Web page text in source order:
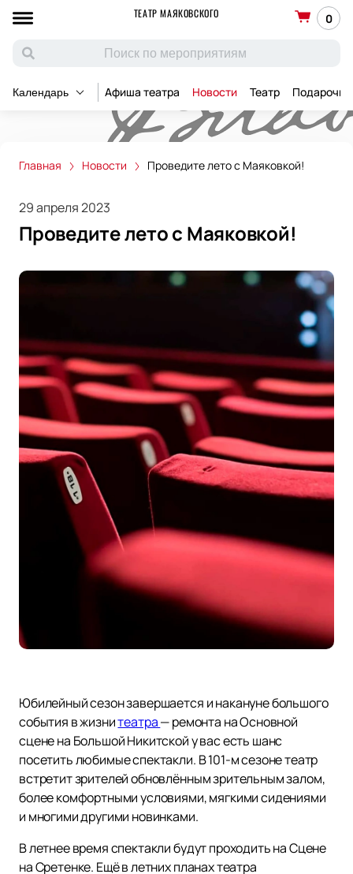
ТЕАТР МАЯКОВСКОГО 0
Календарь Афиша театра Новости Театр
Главная Новости Проведите лето с Маяковкой!
29 апреля 2023
Проведите лето с Маяковкой!
Юбилейный сезон завершается и накануне большого
события в жизнитеатра— ремонта на Основной
сцене на Большой Никитской у вас есть шанс
посетить любимые спектакли. В 101-м сезоне театр
встретит зрителей обновлённым зрительным залом,
более комфортными условиями, мягкими сидениями
и многими другими новинками.
В летнее время спектакли будут проходить на Сцене
на Сретенке. Ещё в летних планах театра